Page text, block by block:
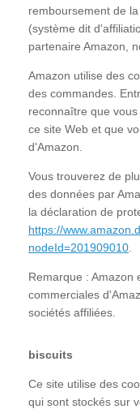
remboursement de
(système dit
partenaire Amazon,
Amazon utilise des
des commandes.
reconnaître que
ce site Web et que
d'Amazon.
Vous trouverez de
des données par
la déclaration de
https://
nodeId=201909010
Remarque : Amazon
commerciales
sociétés affiliées.
biscuits
Ce site utilise des
qui sont stockés sur